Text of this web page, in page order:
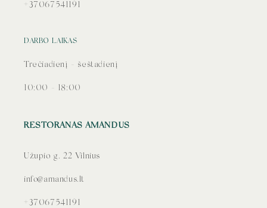
+37067541191
DARBO LAIKAS
Trečiadienį - šeštadienį
10:00 - 18:00
RESTORANAS AMANDUS
Užupio g. 22 Vilnius
info@amandus.lt
+37067541191